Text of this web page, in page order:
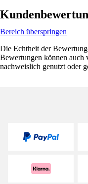
Bereich überspringen
Die Echtheit der
Bewertungen können auch
nachweislich genutzt oder